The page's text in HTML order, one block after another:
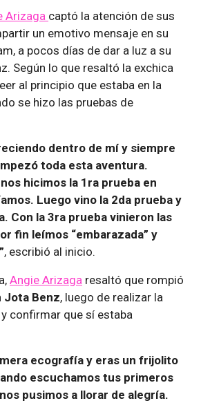
Arizaga captó la atención de sus
un emotivo mensaje en su
a pocos días de dar a luz a su
Según lo que resaltó la exchica
al principio que estaba en la
se hizo las pruebas de
dentro de mí y siempre
toda esta aventura.
hicimos la 1ra prueba en
Luego vino la 2da prueba y
Con la 3ra prueba vinieron las
fin leímos “embarazada” y
, escribió al inicio.
Angie Arizaga resaltó que rompió
Jota Benz, luego de realizar la
confirmar que sí estaba
ecografía y eras un frijolito
escuchamos tus primeros
pusimos a llorar de alegría.